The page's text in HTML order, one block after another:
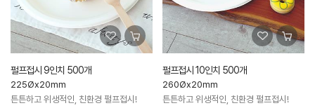
펄프접시 9인치 500개
225Øx20mm
튼튼하고 위생적인, 친환경 펄프접시!
펄프접시 10인치 500개
260Øx20mm
튼튼하고 위생적인, 친환경 펄프접시!